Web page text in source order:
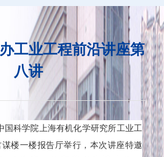
工业工程前沿讲座第
八讲
国科学院上海有机化学研究所工业工
楼一楼报告厅举行，本次讲座特邀